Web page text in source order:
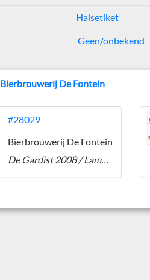
Halsetiket
Geen/onbekend
Bierbrouwerij De Fontein
#28029
Bierbrouwerij De Fontein
De Gardist 2008 / Lamcaf